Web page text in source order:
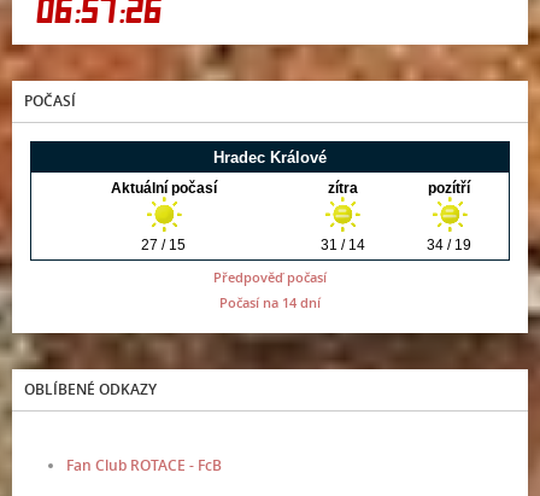
POČASÍ
Předpověď počasí
Počasí na 14 dní
OBLÍBENÉ ODKAZY
Fan Club ROTACE - FcB